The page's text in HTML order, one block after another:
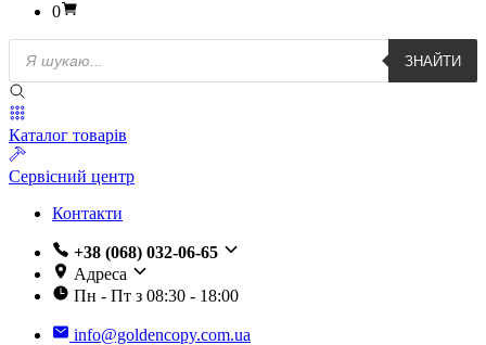
0
Пошук
товарів
ЗНАЙТИ
Каталог товарів
Сервісний центр
Контакти
+38 (068) 032-06-65
Адреса
Пн - Пт з 08:30 - 18:00
info@goldencopy.com.ua